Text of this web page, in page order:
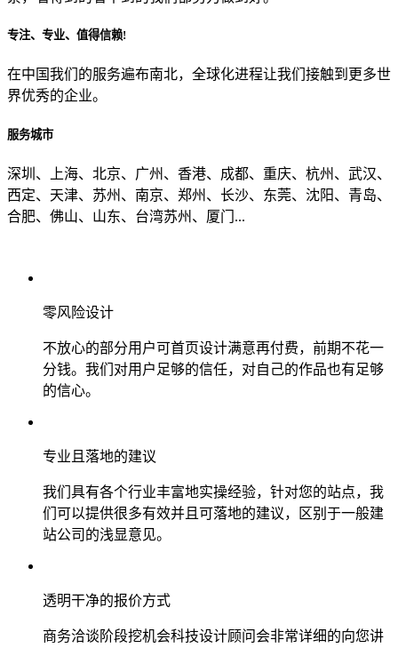
专注、专业、值得信赖!
在中国我们的服务遍布南北，全球化进程让我们接触到更多世
界优秀的企业。
服务城市
深圳、上海、北京、广州、香港、成都、重庆、杭州、武汉、
西定、天津、苏州、南京、郑州、长沙、东莞、沈阳、青岛、
合肥、佛山、山东、台湾苏州、厦门...
零风险设计
不放心的部分用户可首页设计满意再付费，前期不花一
分钱。我们对用户足够的信任，对自己的作品也有足够
的信心。
专业且落地的建议
我们具有各个行业丰富地实操经验，针对您的站点，我
们可以提供很多有效并且可落地的建议，区别于一般建
站公司的浅显意见。
透明干净的报价方式
商务洽谈阶段挖机会科技设计顾问会非常详细的向您讲